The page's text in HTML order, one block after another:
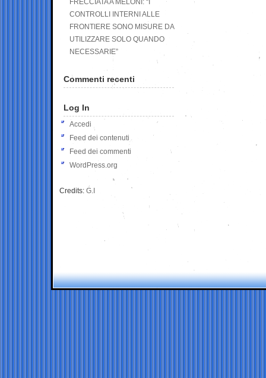
FRECCIATA A MELONI: “I
CONTROLLI INTERNI ALLE
FRONTIERE SONO MISURE DA
UTILIZZARE SOLO QUANDO
NECESSARIE”
Commenti recenti
Log In
Accedi
Feed dei contenuti
Feed dei commenti
WordPress.org
Credits: G.I